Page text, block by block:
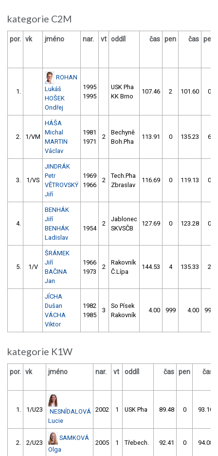
kategorie C2M
por. vk jméno nar. vt oddíl čas pen čas pen
1.
ROHAN
Lukáš
HOŠEK
Ondřej
1995
1995
USK Pha
KK Brno
107.46 2 101.60 0
2. 1/VM
HÁŠA
Michal
MARTIN
Václav
1981
1971
2
Bechyně
Boh.Pha
113.91 0 135.23 6
3. 1/VS
JINDRÁK
Petr
VĚTROVSKÝ
Jiří
1969
1966
2
Tech.Pha
Zbraslav
116.69 0 119.13 0
4.
BENHÁK
Jiří
BENHÁK
Ladislav
1954
2
Jablonec
SKVSČB
127.69 0 123.28 0
5. 1/V
ŠRÁMEK
Jiří
BAČINA
Jan
1966
1973
2
Rakovník
Č.Lípa
144.53 4 135.33 2
JÍCHA
Dušan
VÁCHA
Viktor
1982
1985
3
So Písek
Rakovník
4.00 999 4.00 999
kategorie K1W
por. vk jméno nar. vt oddíl čas pen čas
1. 1/U23
NESNÍDALOVÁ
Lucie
2002 1 USK Pha 89.48 0 93.10
2. 2/U23
SAMKOVÁ
Olga
2005 1 Třebech. 92.41 0 94.08